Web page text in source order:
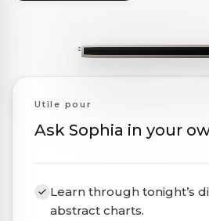
Utile pour
Ask Sophia in your
Learn through tonight’s
abstract charts.